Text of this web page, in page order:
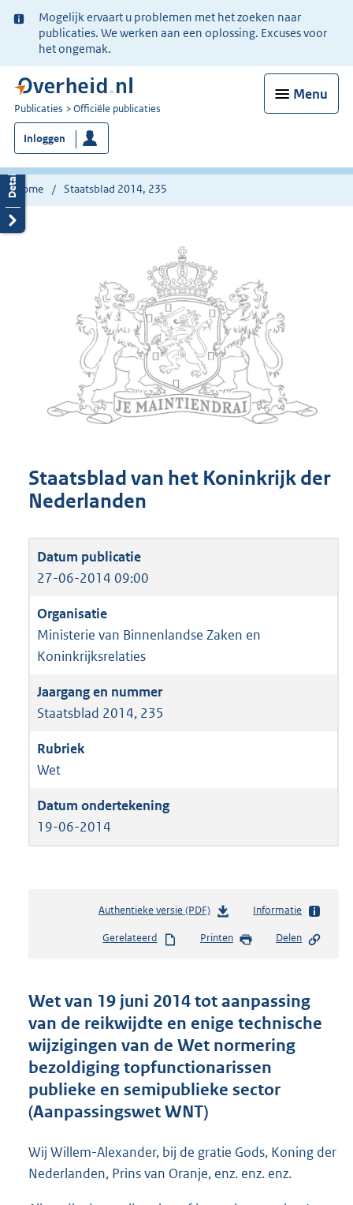
Ter
informatie:
Mogelijk ervaart u problemen met het zoeken naar
publicaties. We werken aan een oplossing. Excuses voor
het ongemak.
Menu
U
bent
nu
hier:
Publicaties Officiële publicaties
Inloggen
Home Staatsblad 2014, 235
Staatsblad van het Koninkrijk der
Nederlanden
27-06-2014 09:00
Ministerie van Binnenlandse Zaken en
Koninkrijksrelaties
Staatsblad 2014, 235
Wet
19-06-2014
Authentieke versie (PDF)b
s
d
s
g
o
o
:
6
Informatie
Gerelateerd Printen Delen
Wet van 19 juni 2014 tot aanpassing
van de reikwijdte en enige technische
wijzigingen van de Wet normering
bezoldiging topfunctionarissen
publieke en semipublieke sector
(Aanpassingswet WNT)
Wij Willem-Alexander, bij de gratie Gods, Koning der
Nederlanden, Prins van Oranje, enz. enz. enz.